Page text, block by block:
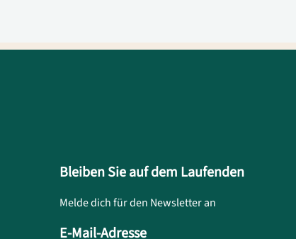
Bleiben Sie auf dem Laufenden
Melde dich für den Newsletter an
E-Mail-Adresse